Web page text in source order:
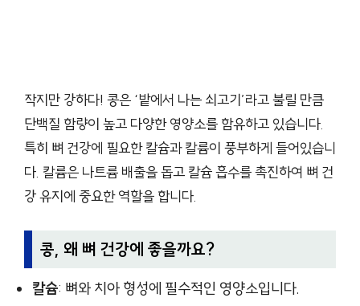
작지만 강하다! 콩은 ‘밭에서 나는 쇠고기’라고 불릴 만큼
단백질 함량이 높고 다양한 영양소를 함유하고 있습니다.
특히 뼈 건강에 필요한 칼슘과 칼륨이 풍부하게 들어있습니
다. 칼륨은 나트륨 배출을 돕고 칼슘 흡수를 촉진하여 뼈 건
강 유지에 중요한 역할을 합니다.
콩, 왜 뼈 건강에 좋을까요?
칼슘: 뼈와 치아 형성에 필수적인 영양소입니다.